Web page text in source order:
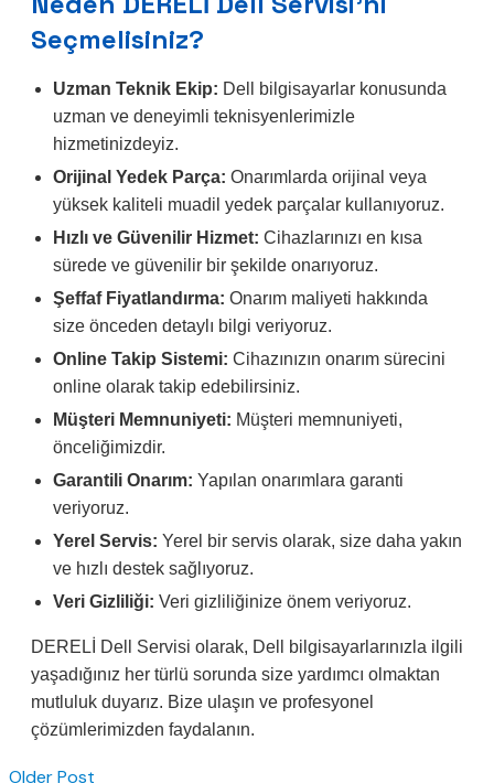
Seçmelisiniz?
Uzman Teknik Ekip: Dell bilgisayarlar konusunda
uzman ve deneyimli teknisyenlerimizle
hizmetinizdeyiz.
Orijinal Yedek Parça: Onarımlarda orijinal veya
yüksek kaliteli muadil yedek parçalar kullanıyoruz.
Hızlı ve Güvenilir Hizmet: Cihazlarınızı en kısa
sürede ve güvenilir bir şekilde onarıyoruz.
Şeffaf Fiyatlandırma: Onarım maliyeti hakkında
size önceden detaylı bilgi veriyoruz.
Online Takip Sistemi: Cihazınızın onarım sürecini
online olarak takip edebilirsiniz.
Müşteri Memnuniyeti: Müşteri memnuniyeti,
önceliğimizdir.
Garantili Onarım: Yapılan onarımlara garanti
veriyoruz.
Yerel Servis: Yerel bir servis olarak, size daha yakın
ve hızlı destek sağlıyoruz.
Veri Gizliliği: Veri gizliliğinize önem veriyoruz.
DERELİ Dell Servisi olarak, Dell bilgisayarlarınızla ilgili
yaşadığınız her türlü sorunda size yardımcı olmaktan
mutluluk duyarız. Bize ulaşın ve profesyonel
çözümlerimizden faydalanın.
Older Post